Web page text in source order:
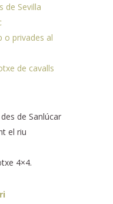
de Sevilla
o privades al
de cavalls
de Sanlúcar
el riu
4×4.